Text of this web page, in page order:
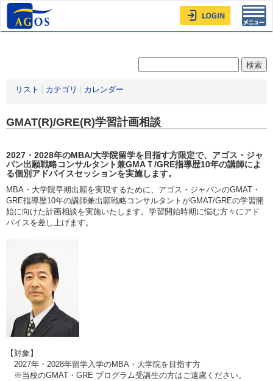
リスト カテゴリ カレンダー
GMAT(R)/GRE(R)学習計画相談
2027・2028年のMBA/大学院留学を目指す方限定で、アゴス・ジャ
パン出願戦略コンサルタント兼GMAＴ/GRE指導歴10年の講師によ
る個別アドバイスセッションを実施します。
MBA・大学院早期出願を実現するために、アゴス・ジャパンのGMAT・
GRE指導歴10年の講師兼出願戦略コンサルタントがGMAT/GREの学習開
始に向けた計画相談を実施いたします。学習開始時期に悩む方々にアド
バイスを差し上げます。
【対象】
2027年・2028年留学入学のMBA・大学院を目指す方
※当校のGMAT・GRE プログラム受講生の方はご遠慮ください。